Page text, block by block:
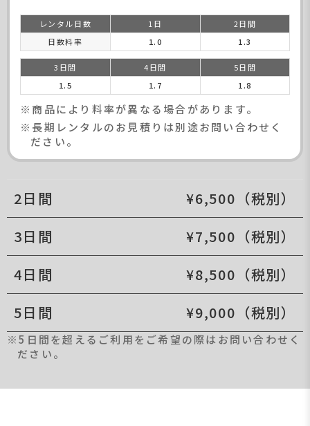
レンタル日数 1日
2日間
日数料率
1.0 1.3
3日間 4日間
5日間
1.5
1.7 1.8
※商品により料率が異なる場合があります。
※長期レンタルのお見積りは別途お問い合わせく
ださい。
2日間
¥6,500（税別）
3日間
¥7,500（税別）
4日間
¥8,500（税別）
5日間
¥9,000（税別）
※5日間を超えるご利用をご希望の際はお問い合わせく
ださい。